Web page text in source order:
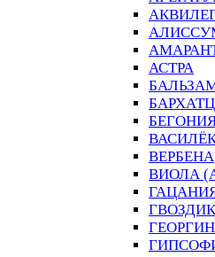
АСТРА
ВЕРБЕНА
ВИОЛА